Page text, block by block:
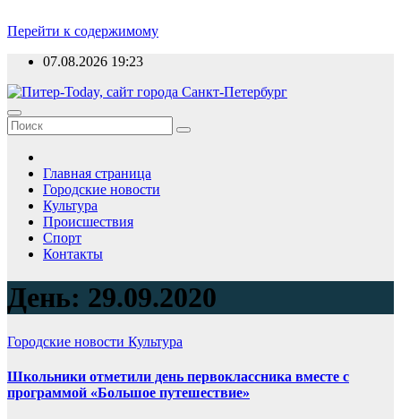
Перейти к содержимому
07.08.2026 19:23
Главная страница
Городские новости
Культура
Происшествия
Спорт
Контакты
День: 29.09.2020
Городские новости Культура
Школьники отметили день первоклассника вместе с
программой «Большое путешествие»